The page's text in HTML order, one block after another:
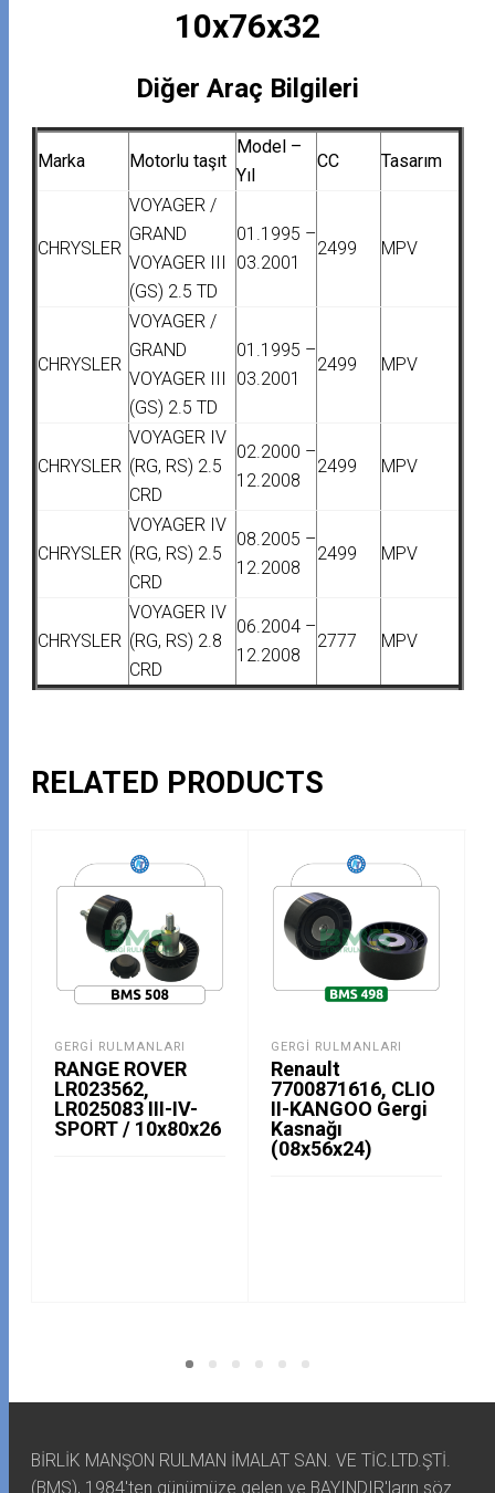
10x76x32
Diğer Araç Bilgileri
Marka Motorlu taşıt
Model –
Yıl
CC Tasarım
CHRYSLER
VOYAGER /
GRAND
VOYAGER III
(GS) 2.5 TD
01.1995 –
03.2001
2499 MPV
CHRYSLER
VOYAGER /
GRAND
VOYAGER III
(GS) 2.5 TD
01.1995 –
03.2001
2499 MPV
CHRYSLER
VOYAGER IV
(RG, RS) 2.5
CRD
02.2000 –
12.2008
2499 MPV
CHRYSLER
VOYAGER IV
(RG, RS) 2.5
CRD
08.2005 –
12.2008
2499 MPV
CHRYSLER
VOYAGER IV
(RG, RS) 2.8
CRD
06.2004 –
12.2008
2777 MPV
RELATED PRODUCTS
GERGI RULMANLARI
RANGE ROVER
LR023562,
LR025083 III-IV-
SPORT / 10x80x26
GERGI RULMANLARI
Renault
7700871616, CLIO
II-KANGOO Gergi
Kasnağı
(08x56x24)
BİRLİK MANŞON RULMAN İMALAT SAN. VE TİC.LTD.ŞTİ.
(BMS), 1984'ten günümüze gelen ve BAYINDIR'ların söz